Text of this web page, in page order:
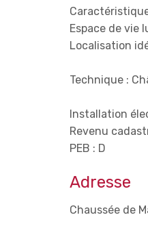
Espace de vie
Localisation
Technique :
Installation
Revenu
PEB : D
Adresse
Chaussée de